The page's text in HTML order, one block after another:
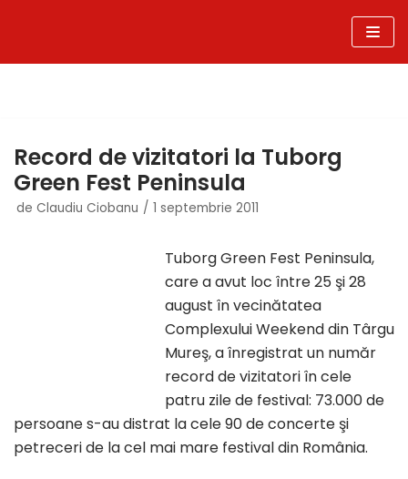
Record de vizitatori la Tuborg
Green Fest Peninsula
de Claudiu Ciobanu 1 septembrie 2011
Tuborg Green Fest Peninsula,
care a avut loc între 25 şi 28
august în vecinătatea
Complexului Weekend din Târgu
Mureş, a înregistrat un număr
record de vizitatori în cele
patru zile de festival: 73.000 de
persoane s-au distrat la cele 90 de concerte şi
petreceri de la cel mai mare festival din România.